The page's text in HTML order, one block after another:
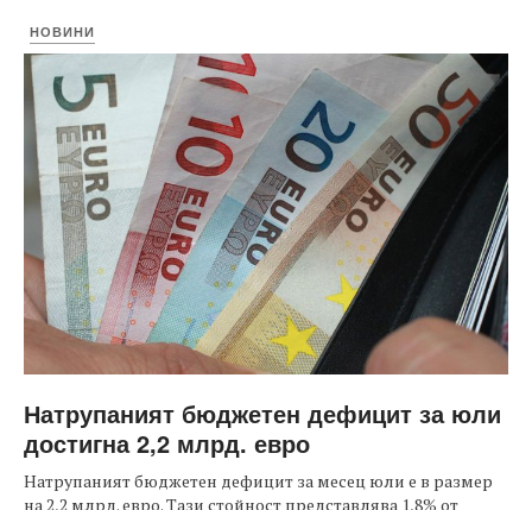
НОВИНИ
Натрупаният бюджетен дефицит за юли
достигна 2,2 млрд. евро
Натрупаният бюджетен дефицит за месец юли е в размер
на 2,2 млрд. евро. Тази стойност представлява 1,8% от